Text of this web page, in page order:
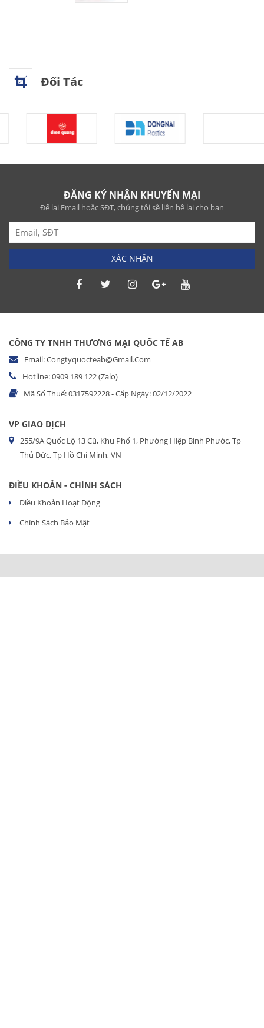
Đối Tác
ĐĂNG KÝ NHẬN KHUYẾN MẠI
Để lại Email hoặc SĐT, chúng tôi sẽ liên hệ lại cho bạn
XÁC NHẬN
CÔNG TY TNHH THƯƠNG MẠI QUỐC TẾ AB
Email: Congtyquocteab@gmail.com
Hotline: 0909 189 122 (Zalo)
Mã Số Thuế: 0317592228 - Cấp Ngày: 02/12/2022
VP GIAO DỊCH
255/9A Quốc Lộ 13 Cũ, Khu Phố 1, Phường Hiệp Bình Phước, Tp
Thủ Đức, Tp Hồ Chí Minh, VN
ĐIỀU KHOẢN - CHÍNH SÁCH
Điều Khoản Hoạt Động
Chính Sách Bảo Mật